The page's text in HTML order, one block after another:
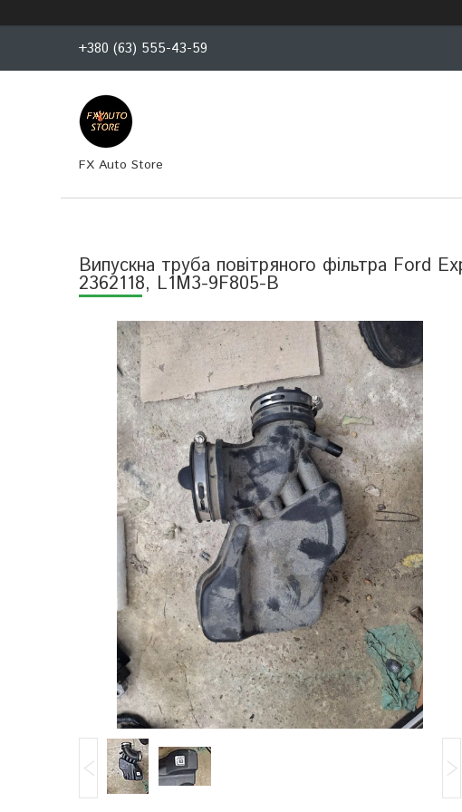
+380 (63) 555-43-59
FX Auto Store
Випускна труба повітряного фільтра Ford
2362118, L1M3-9F805-B